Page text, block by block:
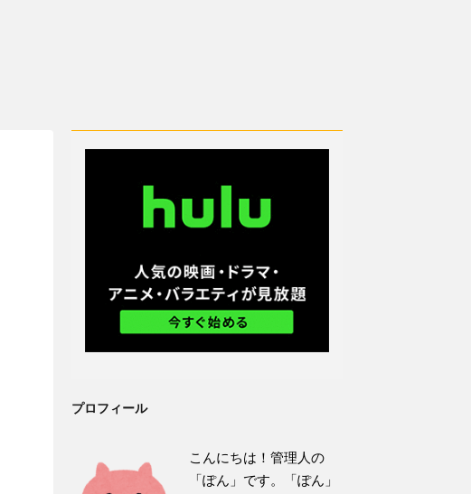
プロフィール
こんにちは！管理人の
「ぽん」です。「ぽん」